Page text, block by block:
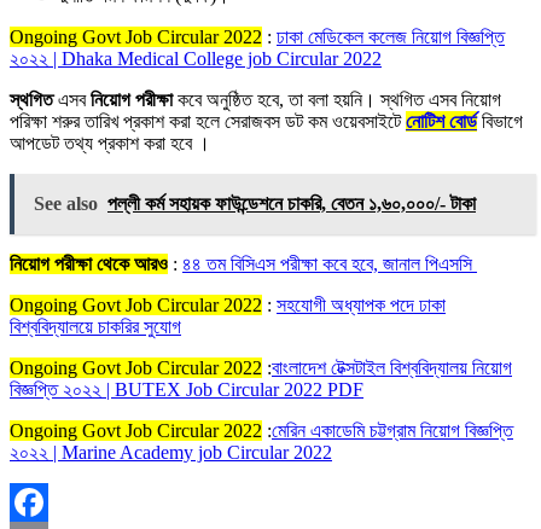
Ongoing Govt Job Circular 2022 : ঢাকা মেডিকেল কলেজ নিয়োগ বিজ্ঞপ্তি
২০২২ | Dhaka Medical College job Circular 2022
স্থগিতএসবনিয়োগ পরীক্ষাকবে অনুষ্ঠিত হবে, তা বলা হয়নি। স্থগিত এসব নিয়োগ
পরিক্ষা শরুর তারিখ প্রকাশ করা হলে সেরাজবস ডট কম ওয়েবসাইটেনোটিশ বোর্ডবিভাগে
আপডেট তথ্য প্রকাশ করা হবে ।
See also পল্লী কর্ম সহায়ক ফাউন্ডেশনে চাকরি, বেতন ১,৬০,০০০/- টাকা
নিয়োগ পরীক্ষা থেকে আরও : ৪৪ তম বিসিএস পরীক্ষা কবে হবে, জানাল পিএসসি
Ongoing Govt Job Circular 2022 : সহযোগী অধ্যাপক পদে ঢাকা
বিশ্ববিদ্যালয়ে চাকরির সুযোগ
Ongoing Govt Job Circular 2022 :বাংলাদেশ টেক্সটাইল বিশ্ববিদ্যালয় নিয়োগ
বিজ্ঞপ্তি ২০২২ | BUTEX Job Circular 2022 PDF
Ongoing Govt Job Circular 2022 :মেরিন একাডেমি চট্টগ্রাম নিয়োগ বিজ্ঞপ্তি
২০২২ | Marine Academy job Circular 2022